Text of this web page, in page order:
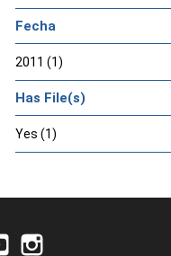
Fecha
2011 (1)
Has File(s)
Yes (1)